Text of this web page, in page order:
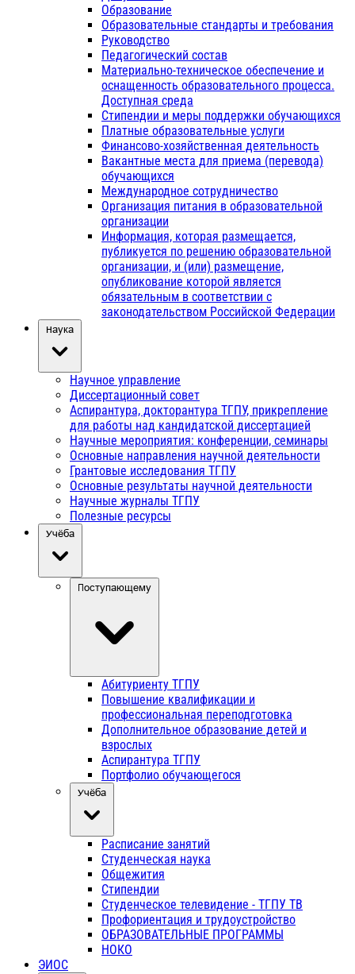
Образование
Образовательные стандарты и требования
Руководство
Педагогический состав
Материально-техническое обеспечение и
оснащенность образовательного процесса.
Доступная среда
Стипендии и меры поддержки обучающихся
Платные образовательные услуги
Финансово-хозяйственная деятельность
Вакантные места для приема (перевода)
обучающихся
Международное сотрудничество
Организация питания в образовательной
организации
Информация, которая размещается,
публикуется по решению образовательной
организации, и (или) размещение,
опубликование которой является
обязательным в соответствии с
законодательством Российской Федерации
Наука
Научное управление
Диссертационный совет
Аспирантура, докторантура ТГПУ, прикрепление
для работы над кандидатской диссертацией
Научные мероприятия: конференции, семинары
Основные направления научной деятельности
Грантовые исследования ТГПУ
Основные результаты научной деятельности
Научные журналы ТГПУ
Полезные ресурсы
Учёба
Поступающему
Абитуриенту ТГПУ
Повышение квалификации и
профессиональная переподготовка
Дополнительное образование детей и
взрослых
Аспирантура ТГПУ
Портфолио обучающегося
Учёба
Расписание занятий
Студенческая наука
Общежития
Стипендии
Студенческое телевидение - ТГПУ ТВ
Профориентация и трудоустройство
ОБРАЗОВАТЕЛЬНЫЕ ПРОГРАММЫ
НОКО
ЭИОС